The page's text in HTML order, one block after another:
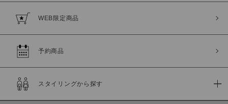
WEB限定商品
予約商品
スタイリングから探す